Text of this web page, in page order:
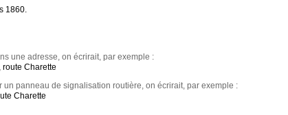
1860.
une adresse, on écrirait, par exemple :
route Charette
un panneau de signalisation routière, on écrirait, par exemple :
Charette